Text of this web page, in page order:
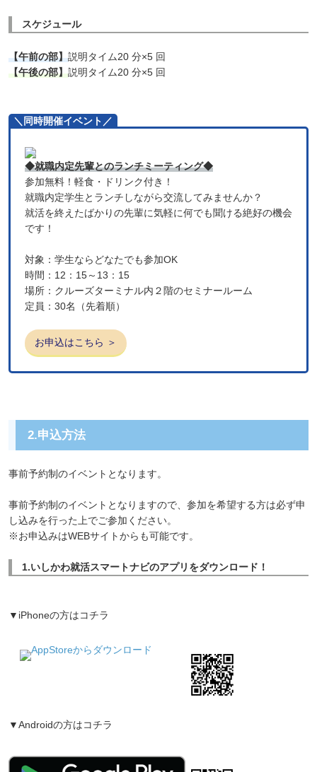
スケジュール
【午前の部】説明タイム20 分×5 回
【午後の部】説明タイム20 分×5 回
＼同時開催イベント／
◆就職内定先輩とのランチミーティング◆
参加無料！軽食・ドリンク付き！
就職内定学生とランチしながら交流してみませんか？
就活を終えたばかりの先輩に気軽に何でも聞ける絶好の機会
です！
対象：学生ならどなたでも参加OK
時間：12：15～13：15
場所：クルーズターミナル内２階のセミナールーム
定員：30名（先着順）
お申込はこちら ＞
2.申込方法
事前予約制のイベントとなります。
事前予約制のイベントとなりますので、参加を希望する方は必ず申
し込みを行った上でご参加ください。
※お申込みはWEBサイトからも可能です。
1.いしかわ就活スマートナビのアプリをダウンロード！
▼iPhoneの方はコチラ
▼Androidの方はコチラ